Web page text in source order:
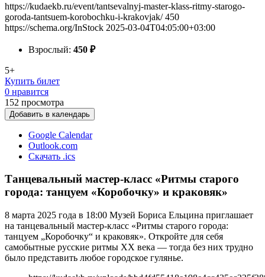
https://kudaekb.ru/event/tantsevalnyj-master-klass-ritmy-starogo-
goroda-tantsuem-korobochku-i-krakovjak/ 450
https://schema.org/InStock 2025-03-04T04:05:00+03:00
Взрослый: 450 ₽
5+
Купить билет
0 нравится
152 просмотра
Добавить в календарь
Google Calendar
Outlook.com
Скачать .ics
Танцевальный мастер-класс «Ритмы старого
города: танцуем «Коробочку» и краковяк»
8 марта 2025 года в 18:00 Музей Бориса Ельцина приглашает
на танцевальный мастер-класс «Ритмы старого города:
танцуем „Коробочку“ и краковяк». Откройте для себя
самобытные русские ритмы XX века — тогда без них трудно
было представить любое городское гулянье.